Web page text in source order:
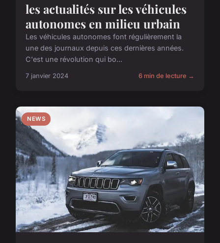
les actualités sur les véhicules
autonomes en milieu urbain
Les véhicules autonomes font régulièrement la
une des journaux depuis ces dernières années.
C'est une révolution qui bo...
7 janvier 2024 6 min de lecture →
NEWS